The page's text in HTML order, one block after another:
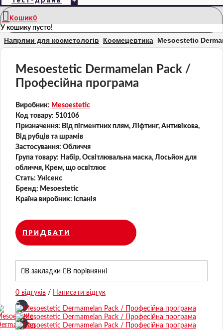
Кошик0
У кошику пусто!
Напрями для косметологів Космецевтика Mesoestetic
Mesoestetic Dermamelan Pack /
Професійна програма
Виробник: Mesoestetic
Код товару: 510106
Призначення: Від пігментних плям, Ліфтинг, Антивікова,
Від рубців та шрамів
Застосування: Обличчя
Група товару: Набір, Освітлювальна маска, Лосьйон для
обличчя, Крем, що освітлює
Стать: Унісекс
Бренд: Mesoestetic
Країна виробник: Іспанія
ПРИДБАТИ
В закладки В порівнянні
0 відгуків / Написати відгук